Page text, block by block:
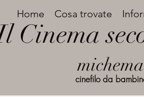
Titolo
grande
Avenir Light una delle
designer. Facile da
utilizzata per titoli e
Cinema
Home Cosa trovate
cinefilo da